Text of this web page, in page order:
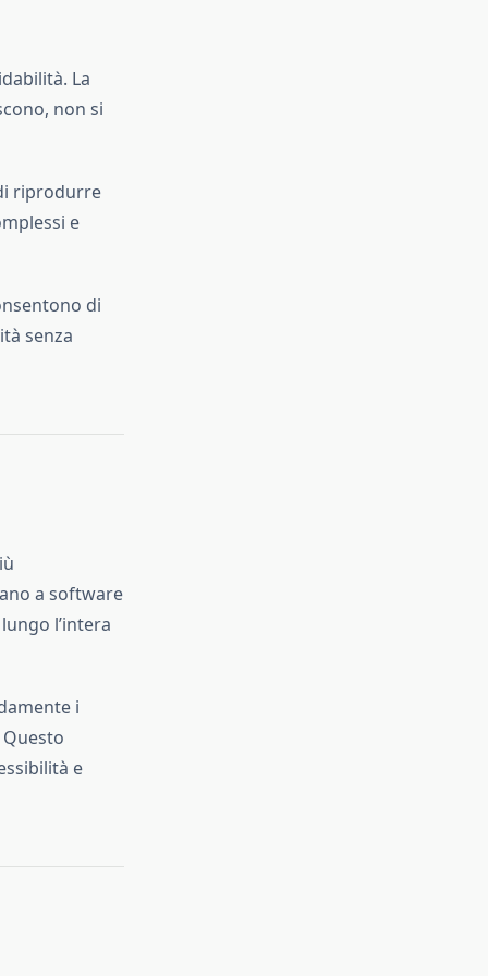
La
non si
riprodurre
e
di
senza
a software
l’intera
i
e